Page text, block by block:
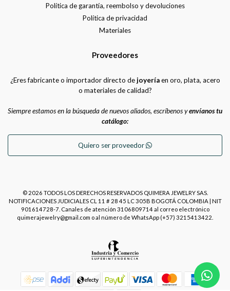
Política de garantía, reembolso y devoluciones
Política de privacidad
Materiales
Proveedores
¿Eres fabricante o importador directo dejoyeríaen oro, plata, acero
o materiales de calidad?
Siempre estamos en la búsqueda de nuevos aliados, escríbenos yenvíanos tu
catálogo:
Quiero ser proveedor
© 2026 TODOS LOS DERECHOS RESERVADOS QUIMERA JEWELRY SAS.
NOTIFICACIONES JUDICIALES CL 11 # 28 45 LC 305B BOGOTÁ COLOMBIA | NIT
901614728-7. Canales de atención 3106809714 al correo electrónico
quimerajewelry@gmail.com o al número de WhatsApp (+57) 3215413422.